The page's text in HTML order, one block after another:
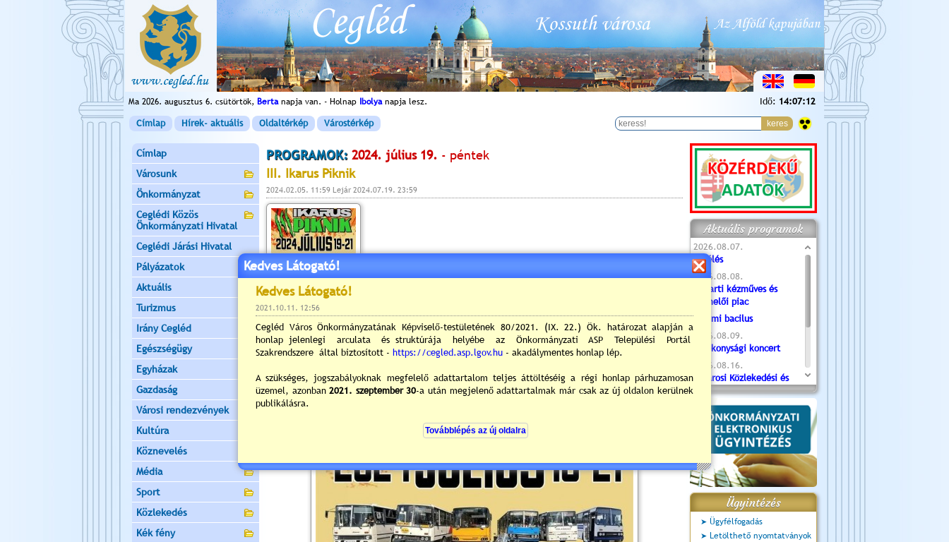
Ma 2026. augusztus 6. csütörtök, Bertanapja van. - Holnap Ibolyanapja lesz. Idő: 14:07:13
Címlap Hírek- aktuális Oldaltérkép Várostérkép
Címlap
Városunk
Önkormányzat
Ceglédi Közös
Önkormányzati Hivatal
Ceglédi Járási Hivatal
Pályázatok
Aktuális
Turizmus
Irány Cegléd
Egészségügy
Egyházak
Gazdaság
Városi rendezvények
Kultúra
Köznevelés
Média
Sport
Közlekedés
Kék fény
PROGRAMOK: 2024. július 19. - péntek
III. Ikarus Piknik
2024.02.05. 11:59 Lejár 2024.07.19. 23:59
Aktuális programok
2026.08.07.
Túlélés
2026.08.08.
Tóparti kézműves és
termelői piac
Valami bacilus
2026.08.09.
Jótékonysági koncert
2026.08.16.
Újvárosi Közlekedési és
Sportnap
2026.08.19.
Ceglédi fotóklub kiállítás
2026.08.20.
Szent István Ünnepe
Ügyintézés
Ügyfélfogadás
Letölthető nyomtatványok
Kedves Látogató!